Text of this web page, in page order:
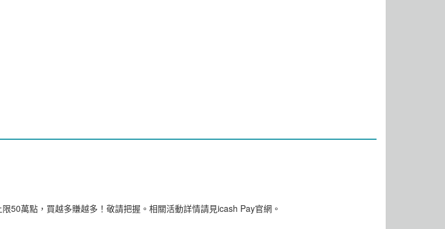
50萬點，買越多賺越多！敬請把握。相關活動詳情請見icash Pay官網。